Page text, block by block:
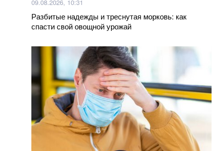
Как варить яйца на Пасху, чтобы они не
Между Азербайджаном и Арменией произошло
вооруженное столкновение
Больше новостей
09.08.2026, 10:31
Разбитые надежды и треснутая морковь: как
спасти свой овощной урожай